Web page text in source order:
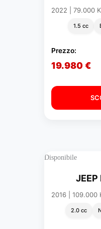
2022 | 79.000
1.5 cc
Prezzo:
19.980 €
Disponibile
JEEP
2016 | 109.000
2.0 cc